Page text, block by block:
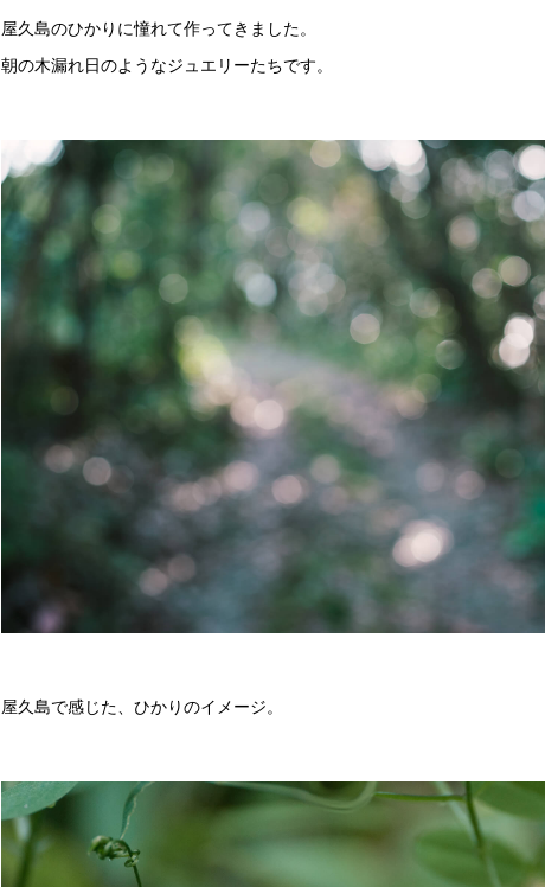
屋久島のひかりに憧れて作ってきました。
朝の木漏れ日のようなジュエリーたちです。
屋久島で感じた、ひかりのイメージ。